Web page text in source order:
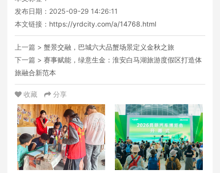
发布日期：2025-09-29 14:26:11
本文链接： https://yrdcity.com/a/14768.html
上一篇 > 蟹景交融，巴城六大品蟹场景定义金秋之旅
下一篇 > 赛事赋能，绿意生金：淮安白马湖旅游度假区打造体
旅融合新范本
收藏 分享